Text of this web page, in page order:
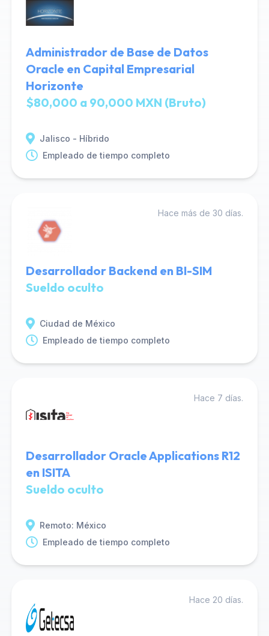
Administrador de Base de Datos
Oracle en Capital Empresarial
Horizonte
$80,000 a 90,000 MXN (Bruto)
Jalisco - Híbrido
Empleado de tiempo completo
Hace más de 30 días.
Desarrollador Backend en BI-SIM
Sueldo oculto
Ciudad de México
Empleado de tiempo completo
Hace 7 días.
Desarrollador Oracle Applications R12
en ISITA
Sueldo oculto
Remoto: México
Empleado de tiempo completo
Hace 20 días.